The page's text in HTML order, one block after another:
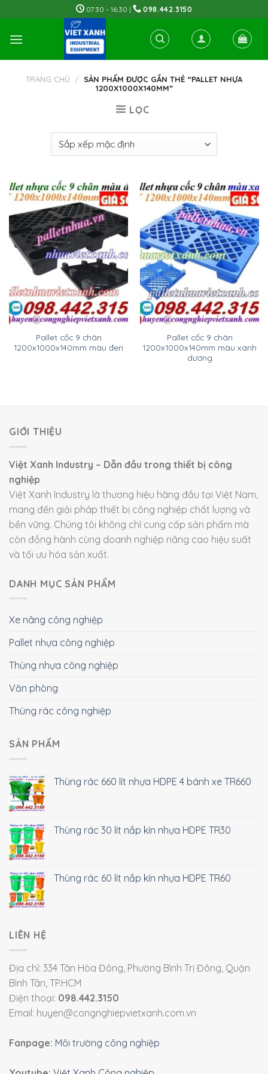
to
content
07:30 - 16:30 | 098.442.3150
TRANG CHỦ / SẢN PHẨM ĐƯỢC GẮN THẺ “PALLET NHỰA
1200X1000X140MM”
LỌC
Pallet cốc 9 chân
1200x1000x140mm màu đen
Pallet cốc 9 chân
1200x1000x140mm màu xanh
dương
GIỚI THIỆU
Việt Xanh Industry – Dẫn đầu trong thiết bị công
nghiệp
Việt Xanh Industry là thương hiệu hàng đầu tại Việt Nam,
mang đến giải pháp thiết bị công nghiệp chất lượng và
bền vững. Chúng tôi không chỉ cung cấp sản phẩm mà
còn đồng hành cùng doanh nghiệp nâng cao hiệu suất
và tối ưu hóa sản xuất.
DANH MỤC SẢN PHẨM
Xe nâng công nghiệp
Pallet nhựa công nghiệp
Thùng nhựa công nghiệp
Văn phòng
Thùng rác công nghiệp
SẢN PHẨM
Thùng rác 660 lít nhựa HDPE 4 bánh xe TR660
Thùng rác 30 lít nắp kín nhựa HDPE TR30
Thùng rác 60 lít nắp kín nhựa HDPE TR60
LIÊN HỆ
Địa chỉ: 334 Tân Hòa Đông, Phường Bình Trị Đông, Quận
Bình Tân, TP.HCM
Điện thoại: 098.442.3150
Email: huyen@congnghiepvietxanh.com.vn
Fanpage: Môi trường công nghiệp